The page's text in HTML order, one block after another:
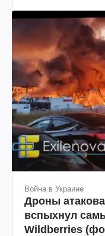
Война в Украине
Дроны
вспыхнул
Wildberries